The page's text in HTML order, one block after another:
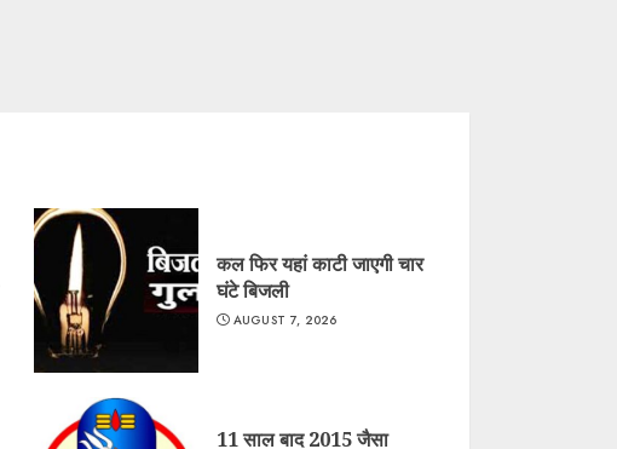
कल फिर यहां काटी जाएगी चार
घंटे बिजली
AUGUST 7, 2026
11 साल बाद 2015 जैसा